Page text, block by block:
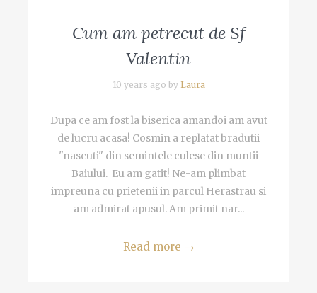
Cum am petrecut de Sf
Valentin
10 years ago by Laura
Dupa ce am fost la biserica amandoi am avut
de lucru acasa! Cosmin a replatat bradutii
"nascuti" din semintele culese din muntii
Baiului. Eu am gatit! Ne-am plimbat
impreuna cu prietenii in parcul Herastrau si
am admirat apusul. Am primit nar...
Read more →